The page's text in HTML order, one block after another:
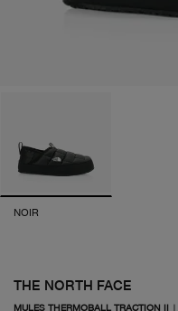
NOIR
THE NORTH FACE
MULES THERMOBALL TRACTION II |